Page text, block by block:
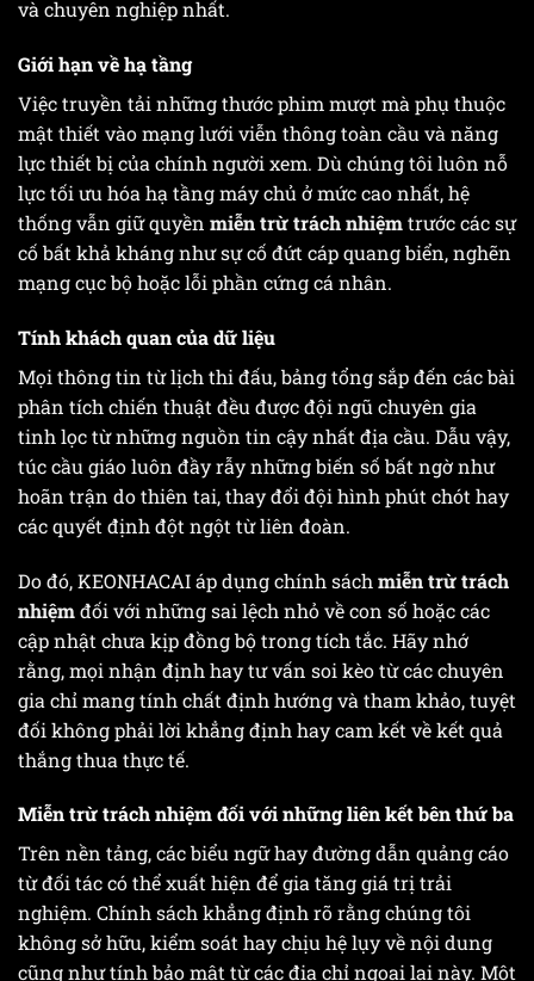
và chuyên nghiệp nhất.
Giới hạn về hạ tầng
Việc truyền tải những thước phim mượt mà phụ thuộc
mật thiết vào mạng lưới viễn thông toàn cầu và năng
lực thiết bị của chính người xem. Dù chúng tôi luôn nỗ
lực tối ưu hóa hạ tầng máy chủ ở mức cao nhất, hệ
thống vẫn giữ quyền miễn trừ trách nhiệmtrước các sự
cố bất khả kháng như sự cố đứt cáp quang biển, nghẽn
mạng cục bộ hoặc lỗi phần cứng cá nhân.
Tính khách quan của dữ liệu
Mọi thông tin từ lịch thi đấu, bảng tổng sắp đến các bài
phân tích chiến thuật đều được đội ngũ chuyên gia
tinh lọc từ những nguồn tin cậy nhất địa cầu. Dẫu vậy,
túc cầu giáo luôn đầy rẫy những biến số bất ngờ như
hoãn trận do thiên tai, thay đổi đội hình phút chót hay
các quyết định đột ngột từ liên đoàn.
Do đó, KEONHACAI áp dụng chính sách miễn trừ trách
nhiệmđối với những sai lệch nhỏ về con số hoặc các
cập nhật chưa kịp đồng bộ trong tích tắc. Hãy nhớ
rằng, mọi nhận định hay tư vấn soi kèo từ các chuyên
gia chỉ mang tính chất định hướng và tham khảo, tuyệt
đối không phải lời khẳng định hay cam kết về kết quả
thắng thua thực tế.
Miễn trừ trách nhiệm đối với những liên kết bên thứ ba
Trên nền tảng, các biểu ngữ hay đường dẫn quảng cáo
từ đối tác có thể xuất hiện để gia tăng giá trị trải
nghiệm. Chính sách khẳng định rõ rằng chúng tôi
không sở hữu, kiểm soát hay chịu hệ lụy về nội dung
cũng như tính bảo mật từ các địa chỉ ngoại lai này. Một